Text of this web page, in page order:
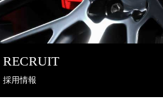
RECRUIT
採用情報